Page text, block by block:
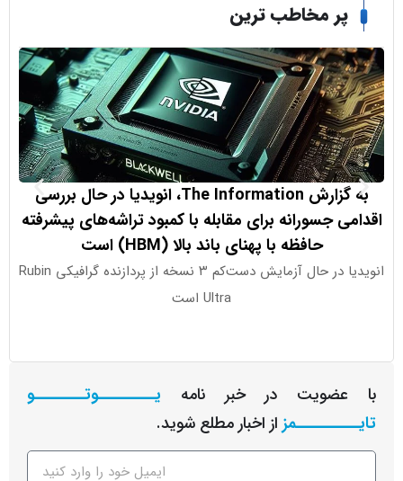
پر مخاطب ترین
به گزارش The Information، انویدیا در حال بررسی
جسورانه برای مقابله با کمبود تراشه‌های پیشرفته
حافظه با پهنای باند بالا (HBM) است
انویدیا در حال آزمایش دست‌کم ۳ نسخه از پردازنده گرافیکی Rubin
ما
در خبر نامه
یـــــــــوتــــــــو
از اخبار مطلع شوید.